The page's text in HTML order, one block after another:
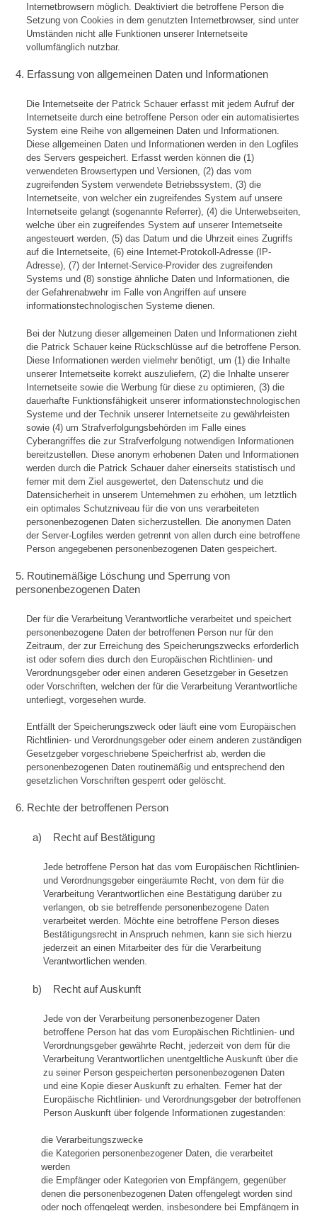
Internetbrowsern möglich. Deaktiviert die betroffene Person die
Setzung von Cookies in dem genutzten Internetbrowser, sind unter
Umständen nicht alle Funktionen unserer Internetseite
vollumfänglich nutzbar.
4. Erfassung von allgemeinen Daten und Informationen
Die Internetseite der Patrick Schauer erfasst mit jedem Aufruf der
Internetseite durch eine betroffene Person oder ein automatisiertes
System eine Reihe von allgemeinen Daten und Informationen.
Diese allgemeinen Daten und Informationen werden in den Logfiles
des Servers gespeichert. Erfasst werden können die (1)
verwendeten Browsertypen und Versionen, (2) das vom
zugreifenden System verwendete Betriebssystem, (3) die
Internetseite, von welcher ein zugreifendes System auf unsere
Internetseite gelangt (sogenannte Referrer), (4) die Unterwebseiten,
welche über ein zugreifendes System auf unserer Internetseite
angesteuert werden, (5) das Datum und die Uhrzeit eines Zugriffs
auf die Internetseite, (6) eine Internet-Protokoll-Adresse (IP-
Adresse), (7) der Internet-Service-Provider des zugreifenden
Systems und (8) sonstige ähnliche Daten und Informationen, die
der Gefahrenabwehr im Falle von Angriffen auf unsere
informationstechnologischen Systeme dienen.
Bei der Nutzung dieser allgemeinen Daten und Informationen zieht
die Patrick Schauer keine Rückschlüsse auf die betroffene Person.
Diese Informationen werden vielmehr benötigt, um (1) die Inhalte
unserer Internetseite korrekt auszuliefern, (2) die Inhalte unserer
Internetseite sowie die Werbung für diese zu optimieren, (3) die
dauerhafte Funktionsfähigkeit unserer informationstechnologischen
Systeme und der Technik unserer Internetseite zu gewährleisten
sowie (4) um Strafverfolgungsbehörden im Falle eines
Cyberangriffes die zur Strafverfolgung notwendigen Informationen
bereitzustellen. Diese anonym erhobenen Daten und Informationen
werden durch die Patrick Schauer daher einerseits statistisch und
ferner mit dem Ziel ausgewertet, den Datenschutz und die
Datensicherheit in unserem Unternehmen zu erhöhen, um letztlich
ein optimales Schutzniveau für die von uns verarbeiteten
personenbezogenen Daten sicherzustellen. Die anonymen Daten
der Server-Logfiles werden getrennt von allen durch eine betroffene
Person angegebenen personenbezogenen Daten gespeichert.
5. Routinemäßige Löschung und Sperrung von
personenbezogenen Daten
Der für die Verarbeitung Verantwortliche verarbeitet und speichert
personenbezogene Daten der betroffenen Person nur für den
Zeitraum, der zur Erreichung des Speicherungszwecks erforderlich
ist oder sofern dies durch den Europäischen Richtlinien- und
Verordnungsgeber oder einen anderen Gesetzgeber in Gesetzen
oder Vorschriften, welchen der für die Verarbeitung Verantwortliche
unterliegt, vorgesehen wurde.
Entfällt der Speicherungszweck oder läuft eine vom Europäischen
Richtlinien- und Verordnungsgeber oder einem anderen zuständigen
Gesetzgeber vorgeschriebene Speicherfrist ab, werden die
personenbezogenen Daten routinemäßig und entsprechend den
gesetzlichen Vorschriften gesperrt oder gelöscht.
6. Rechte der betroffenen Person
a) Recht auf Bestätigung
Jede betroffene Person hat das vom Europäischen Richtlinien-
und Verordnungsgeber eingeräumte Recht, von dem für die
Verarbeitung Verantwortlichen eine Bestätigung darüber zu
verlangen, ob sie betreffende personenbezogene Daten
verarbeitet werden. Möchte eine betroffene Person dieses
Bestätigungsrecht in Anspruch nehmen, kann sie sich hierzu
jederzeit an einen Mitarbeiter des für die Verarbeitung
Verantwortlichen wenden.
b) Recht auf Auskunft
Jede von der Verarbeitung personenbezogener Daten
betroffene Person hat das vom Europäischen Richtlinien- und
Verordnungsgeber gewährte Recht, jederzeit von dem für die
Verarbeitung Verantwortlichen unentgeltliche Auskunft über die
zu seiner Person gespeicherten personenbezogenen Daten
und eine Kopie dieser Auskunft zu erhalten. Ferner hat der
Europäische Richtlinien- und Verordnungsgeber der betroffenen
Person Auskunft über folgende Informationen zugestanden:
die Verarbeitungszwecke
die Kategorien personenbezogener Daten, die verarbeitet
werden
die Empfänger oder Kategorien von Empfängern, gegenüber
denen die personenbezogenen Daten offengelegt worden sind
oder noch offengelegt werden, insbesondere bei Empfängern in